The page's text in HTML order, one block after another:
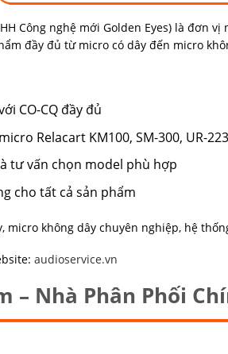
Công nghệ mới Golden Eyes) là đơn
đầy đủ từ micro có dây đến micro
CO-CQ đầy đủ
Relacart KM100, SM-300, UR-
tư vấn chọn model phù hợp
cho tất cả sản phẩm
micro không dây chuyên nghiệp, hệ
audioservice.vn
– Nhà Phân Phối